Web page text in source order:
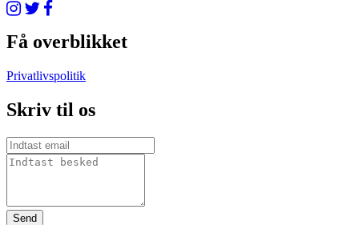
Få overblikket
Privatlivspolitik
Skriv til os